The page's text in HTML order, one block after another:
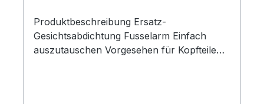
Produktbeschreibung Ersatz-
Gesichtsabdichtung Fusselarm Einfach
auszutauschen Vorgesehen für Kopfteile